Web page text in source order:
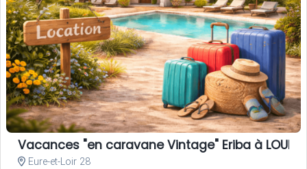
Vacances "en caravane Vintage" Eriba à LOUER,
Eure-et-Loir 28